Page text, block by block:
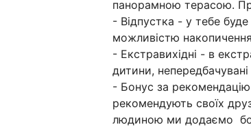
панорамною терасою.
- Відпустка - у тебе
можливістю
- Екстравихідні - в
дитини, непередбачувані
- Бонус за
рекомендують своїх
людиною ми додаємо